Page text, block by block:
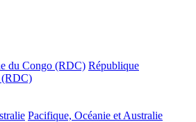
du Congo (RDC) République
(RDC)
Pacifique, Océanie et Australie